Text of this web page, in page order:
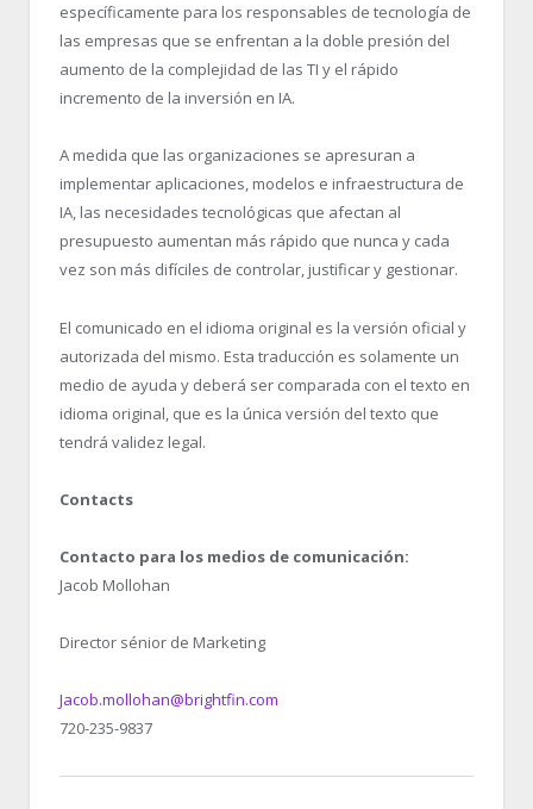
específicamente para los responsables de tecnología de
las empresas que se enfrentan a la doble presión del
aumento de la complejidad de las TI y el rápido
incremento de la inversión en IA.
A medida que las organizaciones se apresuran a
implementar aplicaciones, modelos e infraestructura de
IA, las necesidades tecnológicas que afectan al
presupuesto aumentan más rápido que nunca y cada
vez son más difíciles de controlar, justificar y gestionar.
El comunicado en el idioma original es la versión oficial y
autorizada del mismo. Esta traducción es solamente un
medio de ayuda y deberá ser comparada con el texto en
idioma original, que es la única versión del texto que
tendrá validez legal.
Contacts
Contacto para los medios de comunicación:
Jacob Mollohan
Director sénior de Marketing
Jacob.mollohan@brightfin.com
720-235-9837